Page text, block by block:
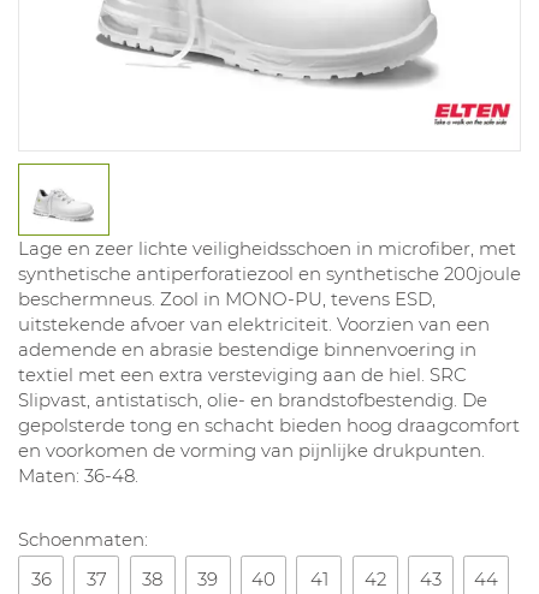
Lage en zeer lichte veiligheidsschoen in microfiber, met
synthetische antiperforatiezool en synthetische 200joule
beschermneus. Zool in MONO-PU, tevens ESD,
uitstekende afvoer van elektriciteit. Voorzien van een
ademende en abrasie bestendige binnenvoering in
textiel met een extra versteviging aan de hiel. SRC
Slipvast, antistatisch, olie- en brandstofbestendig. De
gepolsterde tong en schacht bieden hoog draagcomfort
en voorkomen de vorming van pijnlijke drukpunten.
Maten: 36-48.
Schoenmaten:
36
37 38 39 40 41 42 43 44